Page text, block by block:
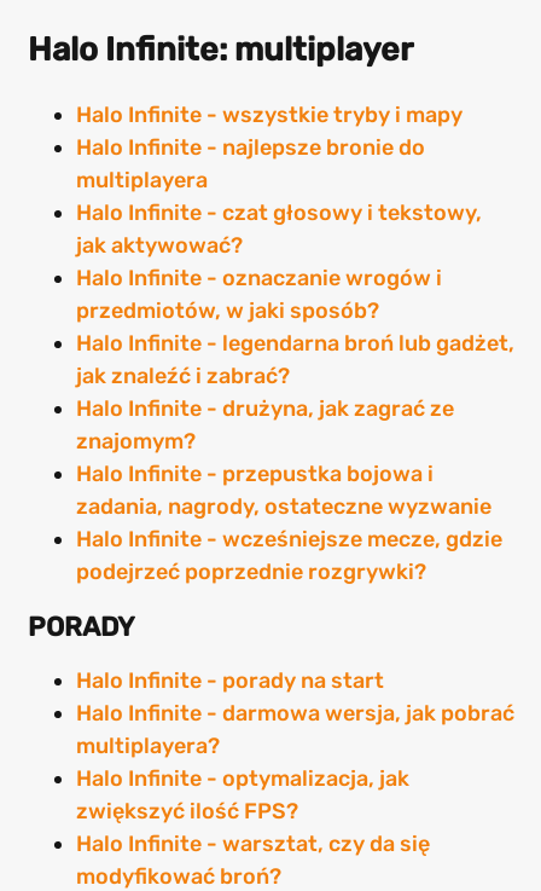
Halo Infinite: multiplayer
Halo Infinite - wszystkie tryby i mapy
Halo Infinite - najlepsze bronie do
multiplayera
Halo Infinite - czat głosowy i tekstowy,
jak aktywować?
Halo Infinite - oznaczanie wrogów i
przedmiotów, w jaki sposób?
Halo Infinite - legendarna broń lub gadżet,
jak znaleźć i zabrać?
Halo Infinite - drużyna, jak zagrać ze
znajomym?
Halo Infinite - przepustka bojowa i
zadania, nagrody, ostateczne wyzwanie
Halo Infinite - wcześniejsze mecze, gdzie
podejrzeć poprzednie rozgrywki?
PORADY
Halo Infinite - porady na start
Halo Infinite - darmowa wersja, jak pobrać
multiplayera?
Halo Infinite - optymalizacja, jak
zwiększyć ilość FPS?
Halo Infinite - warsztat, czy da się
modyfikować broń?